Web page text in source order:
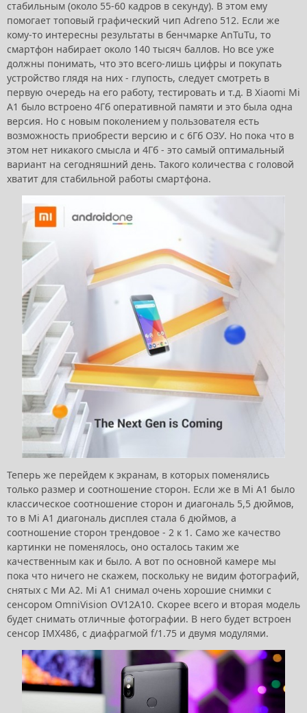
стабильным (около 55-60 кадров в секунду). В этом ему
помогает топовый графический чип Adreno 512. Если же
кому-то интересны результаты в бенчмарке AnTuTu, то
смартфон набирает около 140 тысяч баллов. Но все уже
должны понимать, что это всего-лишь цифры и покупать
устройство глядя на них - глупость, следует смотреть в
первую очередь на его работу, тестировать и т.д. В Xiaomi Mi
A1 было встроено 4Гб оперативной памяти и это была одна
версия. Но с новым поколением у пользователя есть
возможность приобрести версию и с 6Гб ОЗУ. Но пока что в
этом нет никакого смысла и 4Гб - это самый оптимальный
вариант на сегодняшний день. Такого количества с головой
хватит для стабильной работы смартфона.
Теперь же перейдем к экранам, в которых поменялись
только размер и соотношение сторон. Если же в Mi A1 было
классическое соотношение сторон и диагональ 5,5 дюймов,
то в Mi A1 диагональ дисплея стала 6 дюймов, а
соотношение сторон трендовое - 2 к 1. Само же качество
картинки не поменялось, оно осталось таким же
качественным как и было. А вот по основной камере мы
пока что ничего не скажем, поскольку не видим фотографий,
снятых с Ми А2. Mi A1 снимал очень хорошие снимки с
сенсором OmniVision OV12A10. Скорее всего и вторая модель
будет снимать отличные фотографии. В него будет встроен
сенсор IMX486, с диафрагмой f/1.75 и двумя модулями.